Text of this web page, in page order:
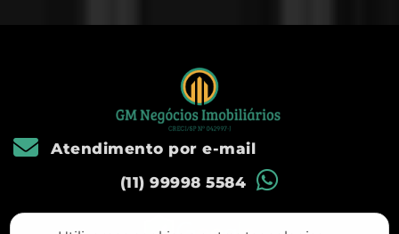
Atendimento por e-mail
(11) 99998 5584